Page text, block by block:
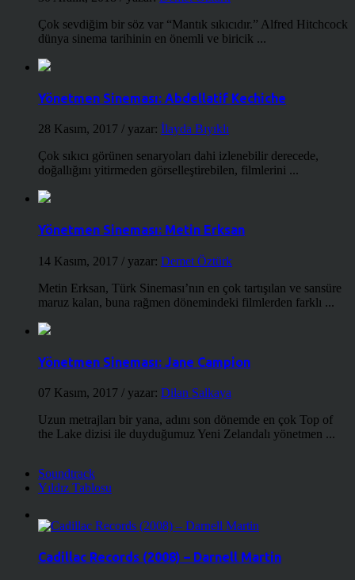
Çok sevdiğim bir söz var “Mantık sıkıcıdır.” Alfred Hitchcock
dünya sinema tarihinin en önemli ve biricik ...
Yönetmen Sineması: Abdellatif Kechiche
28 Kasım, 2017 / yazar: İlayda Bıyıklı
Çok sıkıcı görünen senaryoları dahi izlenebilir derecede,
doğallığını yitirmeden görselleştirebilen, filmlerini ...
Yönetmen Sineması: Metin Erksan
14 Kasım, 2017 / yazar: Demet Öztürk
Metin Erksan, Türk Sineması’nın en çok tartışılan ve sansüre
maruz kalan, buna rağmen dönemindeki filmlerden farklı ...
Yönetmen Sineması: Jane Campion
07 Kasım, 2017 / yazar: Dilan Salkaya
Uzun metrajları bir yana, adını son dönemde en çok Top of
the Lake dizisi ile duyduğumuz Yeni Zelandalı yönetmen ...
Soundtrack
Yıldız Tablosu
Cadillac Records (2008) – Darnell Martin